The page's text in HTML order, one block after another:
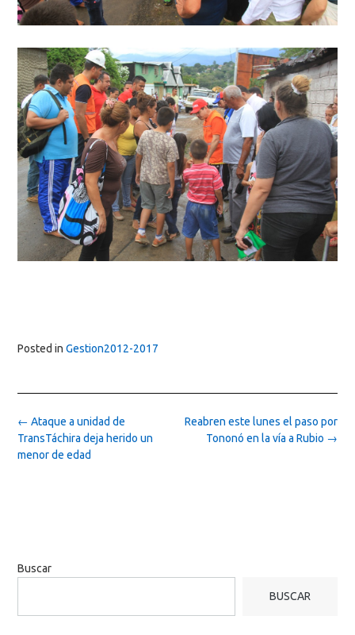
Posted in Gestion2012-2017
Post
navigation
Reabren este lunes el paso por
Tononó en la vía a Rubio →
← Ataque a unidad de
TransTáchira deja herido un
menor de edad
Buscar
BUSCAR